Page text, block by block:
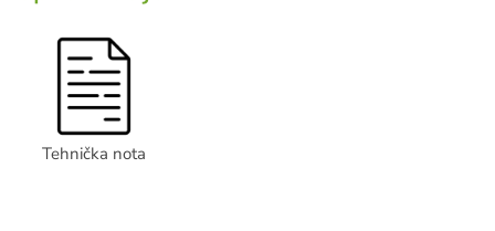
Tehnička nota